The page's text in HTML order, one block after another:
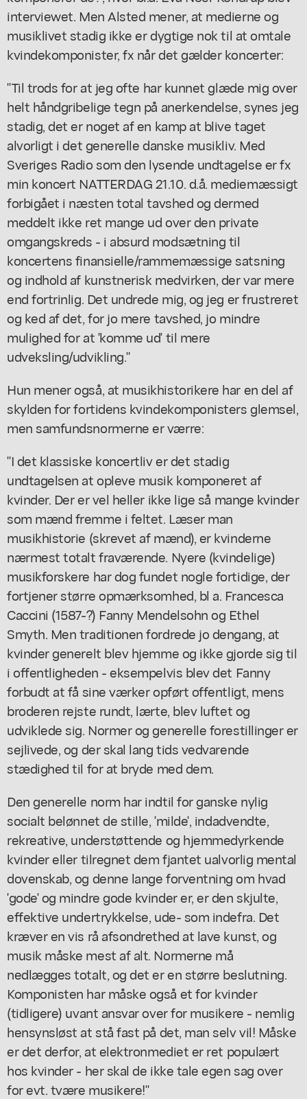
interviewet. Men Alsted mener, at medierne og
musiklivet stadig ikke er dygtige nok til at omtale
kvindekomponister, fx når det gælder koncerter:
"Til trods for at jeg ofte har kunnet glæde mig over
helt håndgribelige tegn på anerkendelse, synes jeg
stadig, det er noget af en kamp at blive taget
alvorligt i det generelle danske musikliv. Med
Sveriges Radio som den lysende undtagelse er fx
min koncert NATTERDAG 21.10. d.å. mediemæssigt
forbigået i næsten total tavshed og dermed
meddelt ikke ret mange ud over den private
omgangskreds - i absurd modsætning til
koncertens finansielle/rammemæssige satsning
og indhold af kunstnerisk medvirken, der var mere
end fortrinlig. Det undrede mig, og jeg er frustreret
og ked af det, for jo mere tavshed, jo mindre
mulighed for at 'komme ud' til mere
udveksling/udvikling."
Hun mener også, at musikhistorikere har en del af
skylden for fortidens kvindekomponisters glemsel,
men samfundsnormerne er værre:
"I det klassiske koncertliv er det stadig
undtagelsen at opleve musik komponeret af
kvinder. Der er vel heller ikke lige så mange kvinder
som mænd fremme i feltet. Læser man
musikhistorie (skrevet af mænd), er kvinderne
nærmest totalt fraværende. Nyere (kvindelige)
musikforskere har dog fundet nogle fortidige, der
fortjener større opmærksomhed, bl a. Francesca
Caccini (1587-?) Fanny Mendelsohn og Ethel
Smyth. Men traditionen fordrede jo dengang, at
kvinder generelt blev hjemme og ikke gjorde sig til
i offentligheden - eksempelvis blev det Fanny
forbudt at få sine værker opført offentligt, mens
broderen rejste rundt, lærte, blev luftet og
udviklede sig. Normer og generelle forestillinger er
sejlivede, og der skal lang tids vedvarende
stædighed til for at bryde med dem.
Den generelle norm har indtil for ganske nylig
socialt belønnet de stille, 'milde', indadvendte,
rekreative, understøttende og hjemmedyrkende
kvinder eller tilregnet dem fjantet ualvorlig mental
dovenskab, og denne langeforventningom hvad
'gode' og mindre gode kvinder er, er den skjulte,
effektive undertrykkelse, ude- som indefra. Det
kræver en vis rå afsondrethed at lave kunst, og
musik måske mest af alt. Normerne må
nedlægges totalt, og det er en større beslutning.
Komponisten har måske også et for kvinder
(tidligere) uvant ansvar over for musikere - nemlig
hensynsløst at stå fast på det, man selv vil! Måske
er det derfor, at elektronmediet er ret populært
hos kvinder - her skal de ikke tale egen sag over
for evt. tvære musikere!"